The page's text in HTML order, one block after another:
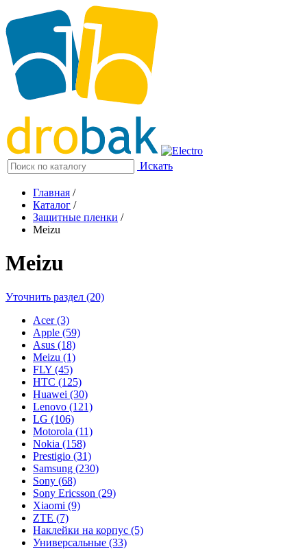
Искать
Главная /
Каталог /
Защитные пленки /
Meizu
Meizu
Уточнить раздел (20)
Acer (3)
Apple (59)
Asus (18)
Meizu (1)
FLY (45)
HTC (125)
Huawei (30)
Lenovo (121)
LG (106)
Motorola (11)
Nokia (158)
Prestigio (31)
Samsung (230)
Sony (68)
Sony Ericsson (29)
Xiaomi (9)
ZTE (7)
Наклейки на корпус (5)
Универсальные (33)